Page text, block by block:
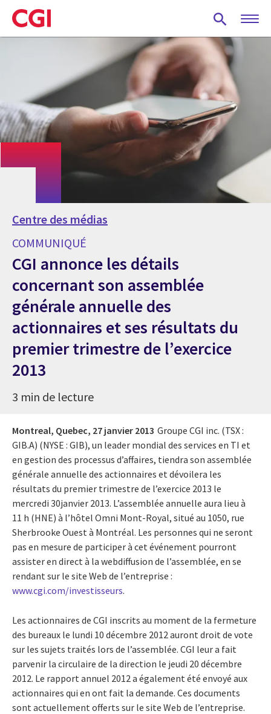
Skip
to
main
Centre des médias
COMMUNIQUÉ
CGI annonce les détails
concernant son assemblée
générale annuelle des
actionnaires et ses résultats du
premier trimestre de l’exercice
2013
3 min de lecture
Montreal, Quebec, 27 janvier 2013 Groupe CGI inc. (TSX :
GIB.A) (NYSE : GIB), un leader mondial des services en TI et
en gestion des processus d’affaires, tiendra son assemblée
générale annuelle des actionnaires et dévoilera les
résultats du premier trimestre de l’exercice 2013 le
mercredi 30janvier 2013. L’assemblée annuelle aura lieu à
11 h (HNE) à l’hôtel Omni Mont-Royal, situé au 1050, rue
Sherbrooke Ouest à Montréal. Les personnes qui ne seront
pas en mesure de participer à cet événement pourront
assister en direct à la webdiffusion de l’assemblée, en se
rendant sur le site Web de l’entreprise :
www.cgi.com/investisseurs.
Les actionnaires de CGI inscrits au moment de la fermeture
des bureaux le lundi 10 décembre 2012 auront droit de vote
sur les sujets traités lors de l’assemblée. CGI leur a fait
parvenir la circulaire de la direction le jeudi 20 décembre
2012. Le rapport annuel 2012 a également été envoyé aux
actionnaires qui en ont fait la demande. Ces documents
sont actuellement offerts sur le site Web de l’entreprise.